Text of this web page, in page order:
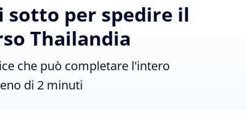
sotto per spedire il
Thailandia
che può completare l'intero
di 2 minuti